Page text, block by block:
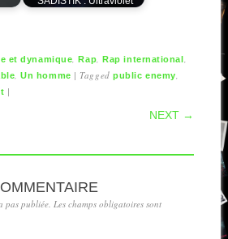
et dynamique ,Rap ,Rap international
,Un homme |Taggedpublic enemy
|
NEXT →
pas publiée. Les champs obligatoires sont